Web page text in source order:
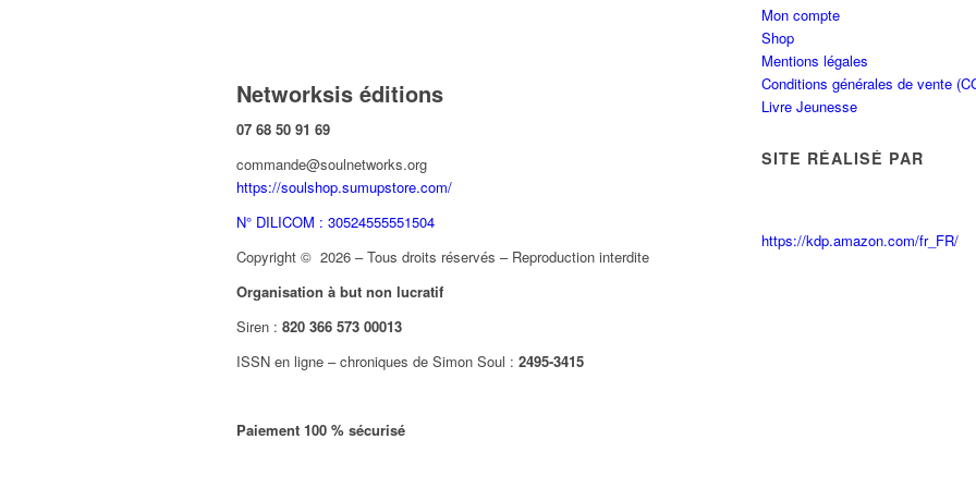
Networksis éditions
07 68 50 91 69
commande@soulnetworks.org
https://soulshop.sumupstore.com/
N° DILICOM : 30524555551504
Copyright © 2026 – Tous droits réservés – Reproduction interdite
Organisation à but non lucratif
Siren : 820 366 573 00013
ISSN en ligne – chroniques de Simon Soul : 2495-3415
Paiement 100 % sécurisé
Mon compte
Shop
Mentions légales
Conditions générales de vente
Livre Jeunesse
SITE RÉALISÉ PAR
https://kdp.amazon.com/fr_FR/